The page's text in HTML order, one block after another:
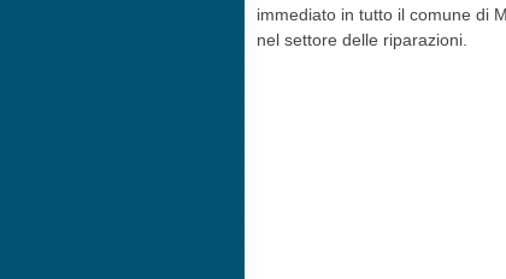
immediato in tutto il comune di
nel settore delle riparazioni.